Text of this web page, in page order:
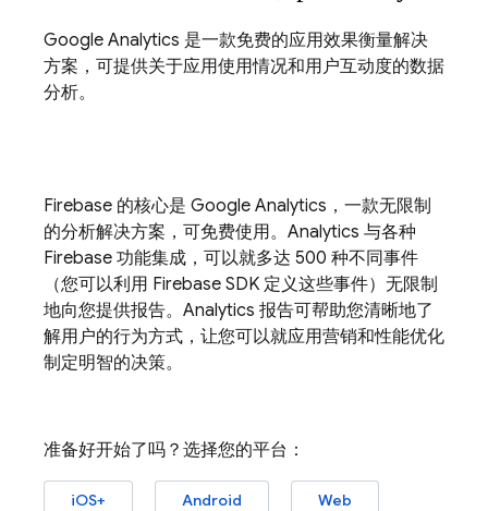
Google Analytics 是一款免费的应用效果衡量解决
方案，可提供关于应用使用情况和用户互动度的数据
分析。
Firebase 的核心是 Google Analytics ，一款无限制
的分析解决方案，可免费使用。 Analytics 与各种
Firebase 功能集成，可以就多达 500 种不同事件
（您可以利用 Firebase SDK 定义这些事件）无限制
地向您提供报告。 Analytics 报告可帮助您清晰地了
解用户的行为方式，让您可以就应用营销和性能优化
制定明智的决策。
准备好开始了吗？选择您的平台：
iOS+ Android
Web